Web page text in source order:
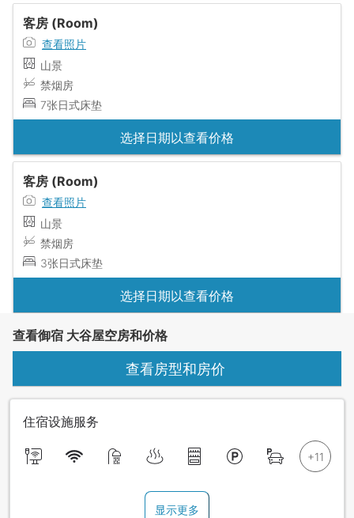
客房 (Room)
查看照片
山景
禁烟房
7张日式床垫
选择日期以查看价格
客房 (Room)
查看照片
山景
禁烟房
3张日式床垫
选择日期以查看价格
查看御宿 大谷屋空房和价格
查看房型和房价
住宿设施服务
显示更多